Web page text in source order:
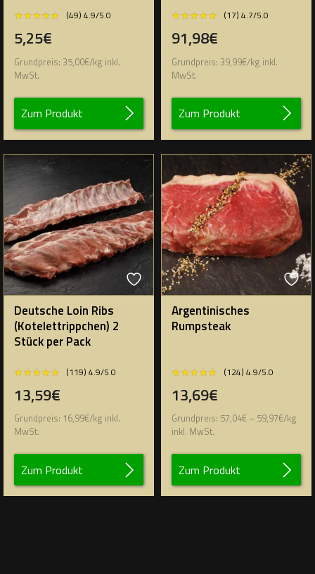
★★★★★
★★★★★ (49) 4.9/5.0
5,25€
Grundpreis: 35,00€/kg inkl.
MwSt.
Zum Produkt
★★★★★
★★★★★ (17) 4.7/5.0
91,98€
Grundpreis: 39,99€/kg inkl.
MwSt.
Zum Produkt
Deutsche Loin Ribs
(Kotelettrippchen) 2
Stück per Pack
★★★★★
★★★★★ (119) 4.9/5.0
13,59€
Grundpreis: 16,99€/kg inkl.
MwSt.
Zum Produkt
Argentinisches
Rumpsteak
★★★★★
★★★★★ (124) 4.9/5.0
13,69€
Grundpreis: 57,04€ – 59,97€/kg
inkl. MwSt.
Zum Produkt